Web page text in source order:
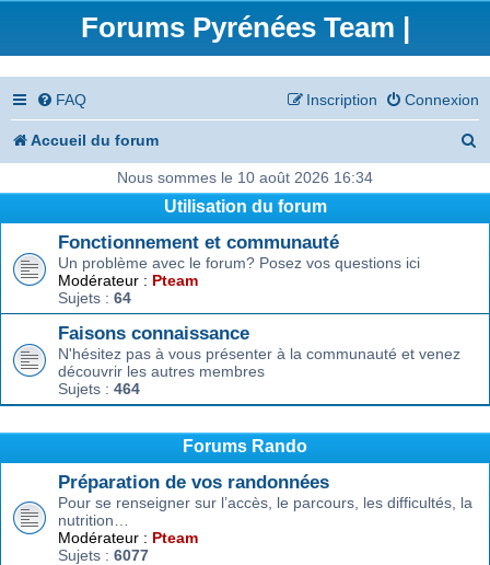
Forums Pyrénées Team |
FAQ Connexion
Inscription
Accueil du forum
e
Nous sommes le 10 août 2026 16:34
Utilisation du forum
Fonctionnement et communauté
Un problème avec le forum? Posez vos questions ici
Modérateur : Pteam
Sujets : 64
Faisons connaissance
N'hésitez pas à vous présenter à la communauté et venez
découvrir les autres membres
Sujets : 464
Forums Rando
Préparation de vos randonnées
Pour se renseigner sur l’accès, le parcours, les difficultés, la
nutrition…
Modérateur : Pteam
Sujets : 6077